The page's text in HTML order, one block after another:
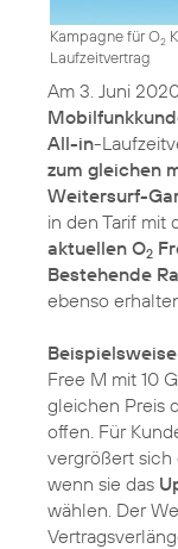
Kampagne für O2
Laufzeitvertrag
Am 3. Juni
All-in-
zum gleichen
Weitersurf-
in den Tarif mit
aktuellen O2
Bestehende
ebenso
Beispielsweise
Free M mit 10
gleichen Preis
offen. Für
vergrößert sich
wenn sie das
wählen. Der